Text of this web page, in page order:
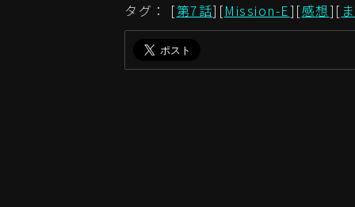
タグ： [第7話][Mission-E][感想][